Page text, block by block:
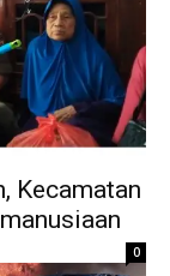
Kecamatan
0